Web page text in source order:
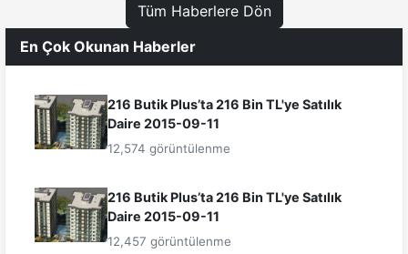
Tüm Haberlere Dön
En Çok Okunan Haberler
216 Butik Plus’ta 216 Bin TL'ye Satılık
Daire 2015-09-11
12,574 görüntülenme
216 Butik Plus’ta 216 Bin TL'ye Satılık
Daire 2015-09-11
12,457 görüntülenme